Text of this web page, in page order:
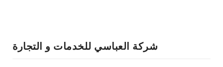
شركة العباسي للخدمات و التجارة